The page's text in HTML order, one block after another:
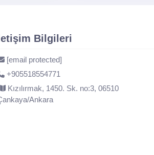
Bilgileri
[email protected]
+905518554771
Kızılırmak, 1450. Sk. no:3, 06510
Ankara